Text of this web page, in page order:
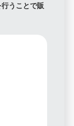
うことで販